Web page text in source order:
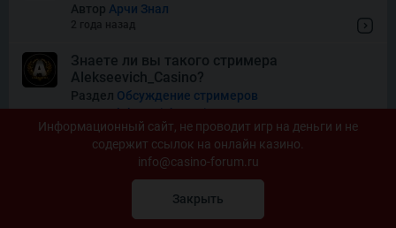
Информационный сайт, не проводит игр на деньги и не
содержит ссылок на онлайн казино.
info@casino-forum.ru
Закрыть
Автор Арчи Знал
2 года назад
Знаете ли вы такого стримера
Alekseevich_Casino?
Раздел Обсуждение стримеров
АвторAlekseevich_Casino
2 года назад
Стример Danger Live
Обсуждение стримеров
Danger Live
2 года назад